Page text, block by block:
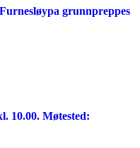
grunnpreppes
10.00. Møtested: